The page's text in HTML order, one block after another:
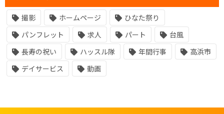
撮影 ホームページ
ひなた祭り
パンフレット
求人 パート
台風
長寿の祝い
ハッスル隊 年間行事
高浜市
デイサービス
動画